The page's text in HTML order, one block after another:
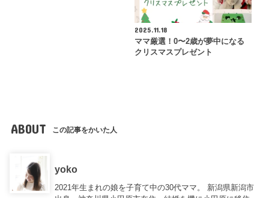
2025.11.18
ママ厳選！0〜2歳が夢中になる
クリスマスプレゼント
ABOUT この記事をかいた人
yoko
2021年生まれの娘を子育て中の30代ママ。 新潟県新潟市